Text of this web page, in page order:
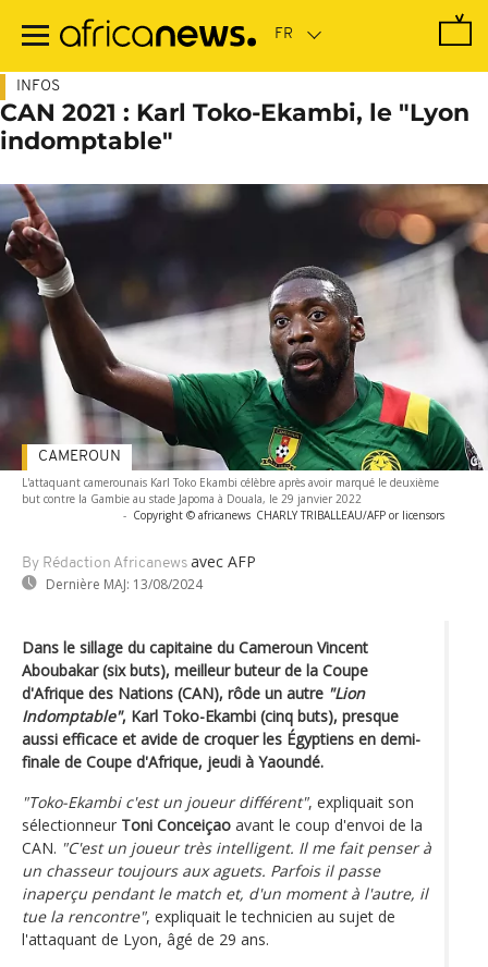
contenu
INFOS
CAN 2021 : Karl Toko-Ekambi, le "Lyon
indomptable"
L'attaquant camerounais Karl Toko Ekambi célèbre après avoir marqué le deuxième
but contre la Gambie au stade Japoma à Douala, le 29 janvier 2022
- Copyright © africanews CHARLY TRIBALLEAU/AFP or licensors
By Rédaction Africanews avec AFP
Dernière MAJ: 13/08/2024
CAMEROUN
Dans le sillage du capitaine du Cameroun Vincent
Aboubakar (six buts), meilleur buteur de la Coupe
d'Afrique des Nations (CAN), rôde un autre "Lion
Indomptable", Karl Toko-Ekambi (cinq buts), presque
aussi efficace et avide de croquer les Égyptiens en demi-
finale de Coupe d'Afrique, jeudi à Yaoundé.
"Toko-Ekambi c'est un joueur différent", expliquait son
sélectionneur Toni Conceiçao avant le coup d'envoi de la
CAN. "C'est un joueur très intelligent. Il me fait penser à
un chasseur toujours aux aguets. Parfois il passe
inaperçu pendant le match et, d'un moment à l'autre, il
tue la rencontre", expliquait le technicien au sujet de
l'attaquant de Lyon, âgé de 29 ans.